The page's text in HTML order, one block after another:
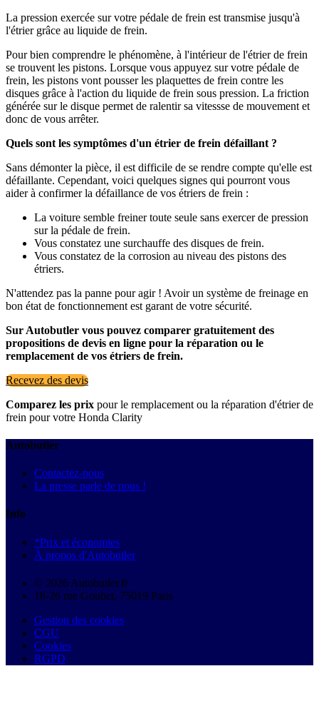
La pression exercée sur votre pédale de frein est transmise jusqu'à
l'étrier grâce au liquide de frein.
Pour bien comprendre le phénomène, à l'intérieur de l'étrier de frein
se trouvent les pistons. Lorsque vous appuyez sur votre pédale de
frein, les pistons vont pousser les plaquettes de frein contre les
disques grâce à l'action du liquide de frein sous pression. La friction
générée sur le disque permet de ralentir sa vitessse de mouvement et
donc de vous arrêter.
Quels sont les symptômes d'un étrier de frein défaillant ?
Sans démonter la pièce, il est difficile de se rendre compte qu'elle est
défaillante. Cependant, voici quelques signes qui pourront vous
aider à confirmer la défaillance de vos étriers de frein :
La voiture semble freiner toute seule sans exercer de pression
sur la pédale de frein.
Vous constatez une surchauffe des disques de frein.
Vous constatez de la corrosion au niveau des pistons des
étriers.
N'attendez pas la panne pour agir ! Avoir un système de freinage en
bon état de fonctionnement est garant de votre sécurité.
Sur Autobutler vous pouvez comparer gratuitement des
propositions de devis en ligne pour la réparation ou le
remplacement de vos étriers de frein.
Recevez des devis
Comparez les prix pour le remplacement ou la réparation d'étrier de
frein pour votre Honda Clarity
Autobutler
Contactez-nous
La presse parle de nous !
Info
*Prix et économies
À propos d'Autobutler
© 2026 Autobutler.fr
18-26 rue Goubet, 75019 Paris
Gestion des cookies
CGU
Cookies
RGPD